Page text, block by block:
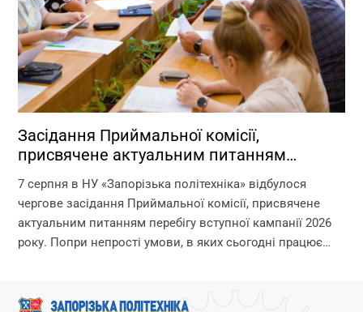
Засідання Приймальної комісії,
присвячене актуальним питанням
перебігу вступної кампанії 2026 року
7 серпня в НУ «Запорізька політехніка» відбулося
чергове засідання Приймальної комісії, присвячене
актуальним питанням перебігу вступної кампанії 2026
року. Попри непрості умови, в яких сьогодні працює